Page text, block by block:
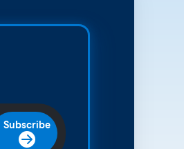
Subscribe